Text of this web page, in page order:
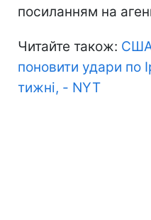
посиланням на
Читайте також: США
поновити удари по
тижні, - NYT